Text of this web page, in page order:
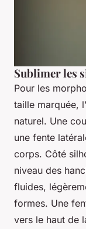
Sublimer les
Pour les
taille marquée,
naturel. Une
une fente
corps. Côté
niveau des
fluides,
formes. Une
vers le haut de